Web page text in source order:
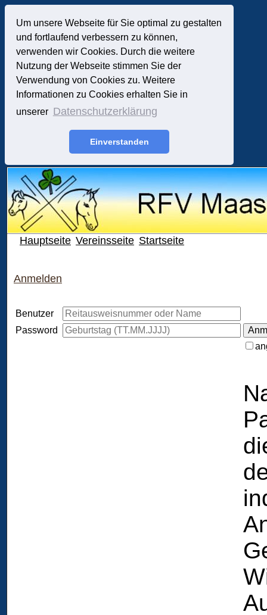
Um unsere Webseite für Sie optimal zu gestalten
und fortlaufend verbessern zu können,
verwenden wir Cookies. Durch die weitere
Nutzung der Webseite stimmen Sie der
Verwendung von Cookies zu. Weitere
Informationen zu Cookies erhalten Sie in
unserer Datenschutzerklärung
Einverstanden
Hauptseite Vereinsseite Startseite
Anmelden
Benutzer
Password